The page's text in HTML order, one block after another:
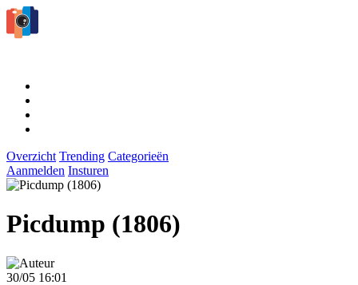
Overzicht Trending Categorieën
Aanmelden Insturen
Picdump (1806)
30/05 16:01